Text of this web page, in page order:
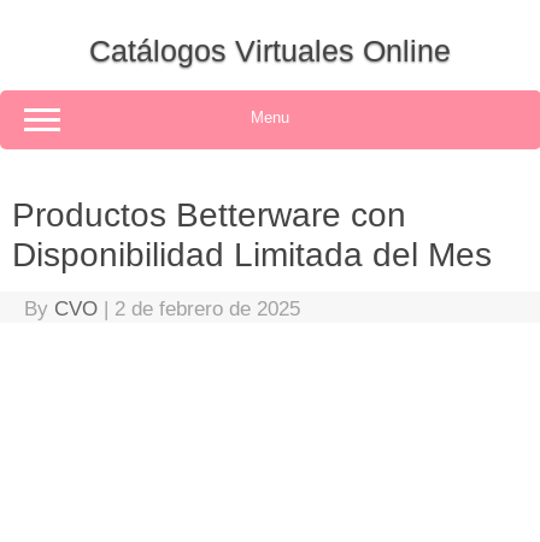
Catálogos Virtuales Online
Menu
Productos Betterware con
Disponibilidad Limitada del Mes
By CVO | 2 de febrero de 2025